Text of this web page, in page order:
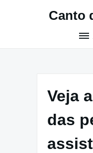
Canto
Veja
das